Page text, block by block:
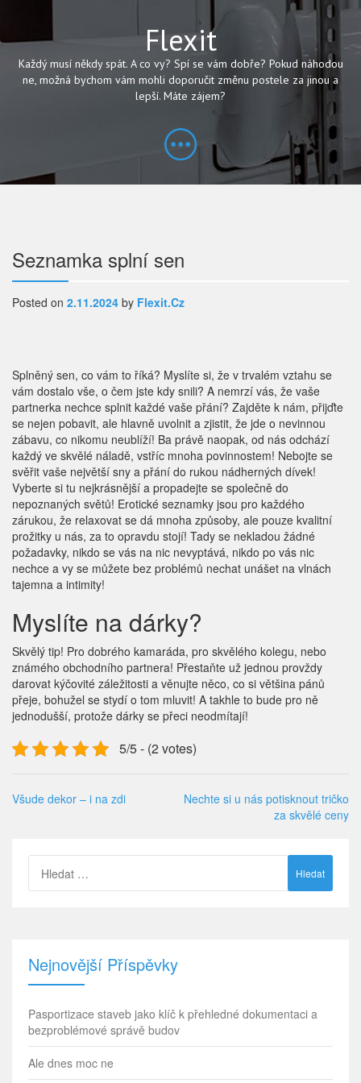
Flexit
Každý musí někdy spát. A co vy? Spí se vám dobře? Pokud náhodou
ne, možná bychom vám mohli doporučit změnu postele za jinou a
lepší. Máte zájem?
Seznamka splní sen
Posted on 2.11.2024 by Flexit.cz
Splněný sen, co vám to říká? Myslíte si, že v trvalém vztahu se
vám dostalo vše, o čem jste kdy snili? A nemrzí vás, že vaše
partnerka nechce splnit každé vaše přání? Zajděte k nám, přijďte
se nejen pobavit, ale hlavně uvolnit a zjistit, že jde o nevinnou
zábavu, co nikomu neublíží! Ba právě naopak, od nás odchází
každý ve skvělé náladě, vstříc mnoha povinnostem! Nebojte se
svěřit vaše největší sny a přání do rukou nádherných dívek!
Vyberte si tu nejkrásnější a propadejte se společně do
nepoznaných světů! Erotické seznamky jsou pro každého
zárukou, že relaxovat se dá mnoha způsoby, ale pouze kvalitní
prožitky u nás, za to opravdu stojí! Tady se nekladou žádné
požadavky, nikdo se vás na nic nevyptává, nikdo po vás nic
nechce a vy se můžete bez problémů nechat unášet na vlnách
tajemna a intimity!
Myslíte na dárky?
Skvělý tip! Pro dobrého kamaráda, pro skvělého kolegu, nebo
známého obchodního partnera! Přestaňte už jednou provždy
darovat kýčovité záležitosti a věnujte něco, co si většina pánů
přeje, bohužel se stydí o tom mluvit! A takhle to bude pro ně
jednodušší, protože dárky se přeci neodmítají!
5/5 - (2 votes)
Navigace
pro
příspěvek
Všude dekor – i na zdi
Nechte si u nás potisknout tričko
za skvělé ceny
Nejnovější Příspěvky
Pasportizace staveb jako klíč k přehledné dokumentaci a
bezproblémové správě budov
Ale dnes moc ne